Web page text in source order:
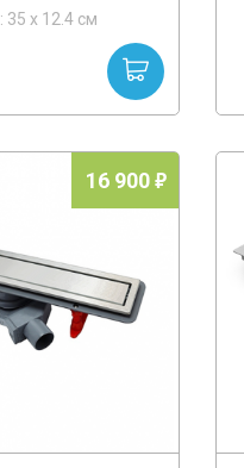
: 35 x 12.4 см
16 900